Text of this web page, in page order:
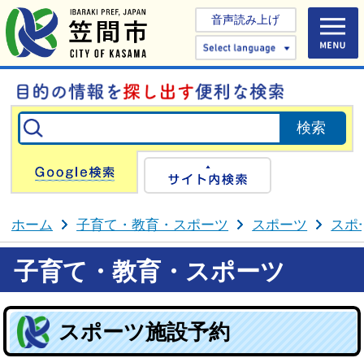
音声読み上げ
Select
Google検索
ホーム 子育て・教育・スポーツ スポーツ スポ
子育て・教育・スポーツ
スポーツ施設予約